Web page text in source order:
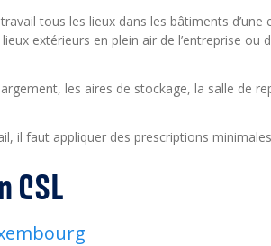
tous les lieux dans les bâtiments
extérieurs en plein air de l’entreprise ou
les aires de stockage, la salle de
il faut appliquer des prescriptions
CSL